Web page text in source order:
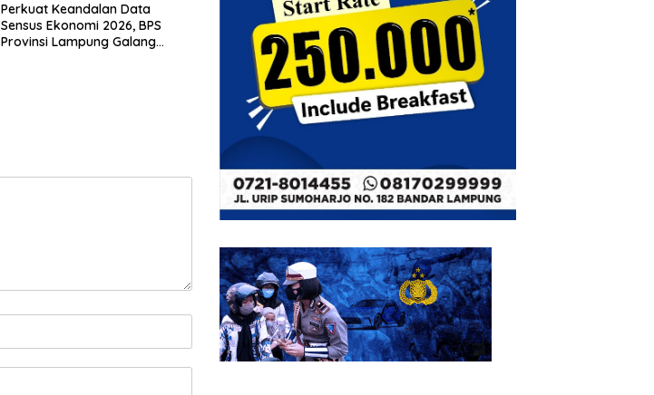
Perkuat Keandalan Data
Sensus Ekonomi 2026, BPS
Provinsi Lampung Galang